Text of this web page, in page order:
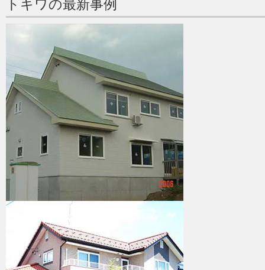
トキワの最新事例